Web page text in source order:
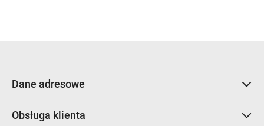
Cena:
Dane adresowe
Obsługa klienta